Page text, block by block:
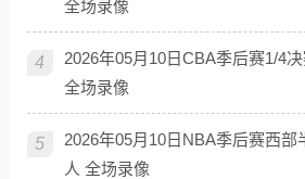
全场录像
4
2026年05月10日CBA季后赛1/4
全场录像
5
2026年05月10日NBA季后赛西部
人 全场录像